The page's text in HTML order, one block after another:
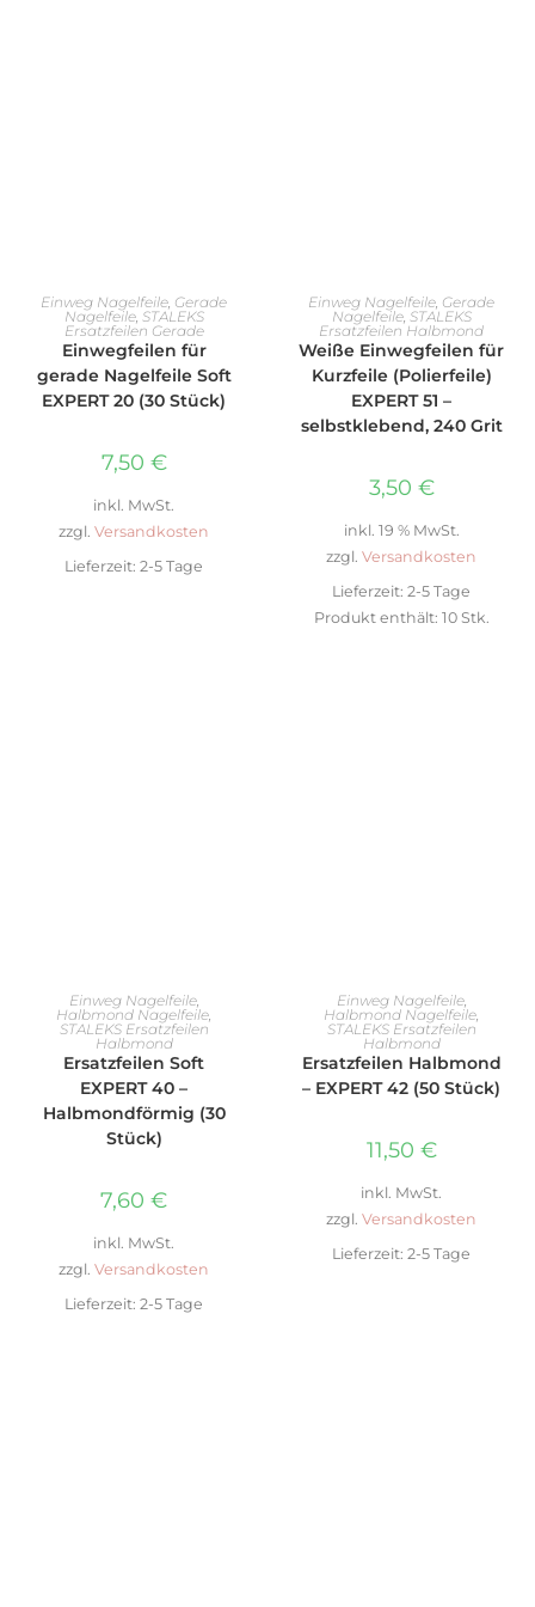
AUSFÜHRUNG WÄHLEN
Einweg Nagelfeile Gerade
Nagelfeile, STALEKS
Ersatzfeilen Gerade
Einwegfeilen für
gerade Nagelfeile Soft
EXPERT 20 (30 Stück)
7,50 €
inkl. MwSt.
zzgl. Versandkosten
Lieferzeit: 2-5 Tage
IN DEN WARENKORB
Einweg Nagelfeile Gerade
Nagelfeile, STALEKS
Ersatzfeilen Halbmond
Weiße Einwegfeilen für
Kurzfeile (Polierfeile)
EXPERT 51 –
selbstklebend, 240 Grit
3,50 €
inkl. 19 % MwSt.
zzgl. Versandkosten
Lieferzeit: 2-5 Tage
Produkt enthält: 10 Stk.
AUSFÜHRUNG WÄHLEN
Einweg Nagelfeile,
Halbmond Nagelfeile
STALEKS Ersatzfeilen
Halbmond
Ersatzfeilen Soft
EXPERT 40 –
Halbmondförmig (30
Stück)
7,60 €
inkl. MwSt.
zzgl. Versandkosten
Lieferzeit: 2-5 Tage
AUSFÜHRUNG WÄHLEN
Einweg Nagelfeile,
Halbmond Nagelfeile
STALEKS Ersatzfeilen
Halbmond
Ersatzfeilen Halbmond
– EXPERT 42 (50 Stück)
11,50 €
inkl. MwSt.
zzgl. Versandkosten
Lieferzeit: 2-5 Tage